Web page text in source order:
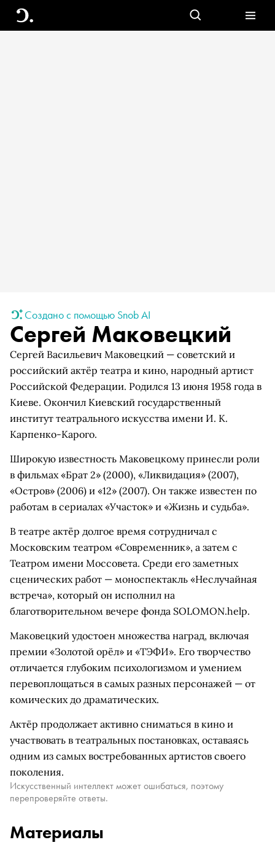
Создано с помощью Snob AI
Сергей Маковецкий
Сергей Васильевич Маковецкий — советский и
российский актёр театра и кино, народный артист
Российской Федерации. Родился 13 июня 1958 года в
Киеве. Окончил Киевский государственный
институт театрального искусства имени И. К.
Карпенко-Карого.
Широкую известность Маковецкому принесли роли
в фильмах «Брат 2» (2000), «Ликвидация» (2007),
«Остров» (2006) и «12» (2007). Он также известен по
работам в сериалах «Участок» и «Жизнь и судьба».
В театре актёр долгое время сотрудничал с
Московским театром «Современник», а затем с
Театром имени Моссовета. Среди его заметных
сценических работ — моноспектакль «Неслучайная
встреча», который он исполнил на
благотворительном вечере фонда SOLOMON.help.
Маковецкий удостоен множества наград, включая
премии «Золотой орёл» и «ТЭФИ». Его творчество
отличается глубоким психологизмом и умением
перевоплощаться в самых разных персонажей — от
комических до драматических.
Актёр продолжает активно сниматься в кино и
участвовать в театральных постановках, оставаясь
одним из самых востребованных артистов своего
поколения.
Искусственный интеллект может ошибаться, поэтому
перепроверяйте ответы.
Материалы